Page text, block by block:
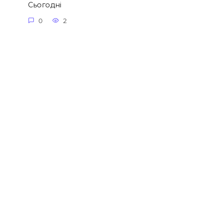
Сьогодні
0 2